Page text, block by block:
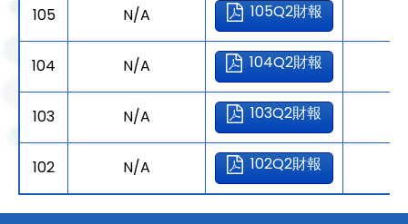
105 N/A 105Q2財報
104 N/A 104Q2財報
103 N/A 103Q2財報
102 N/A 102Q2財報